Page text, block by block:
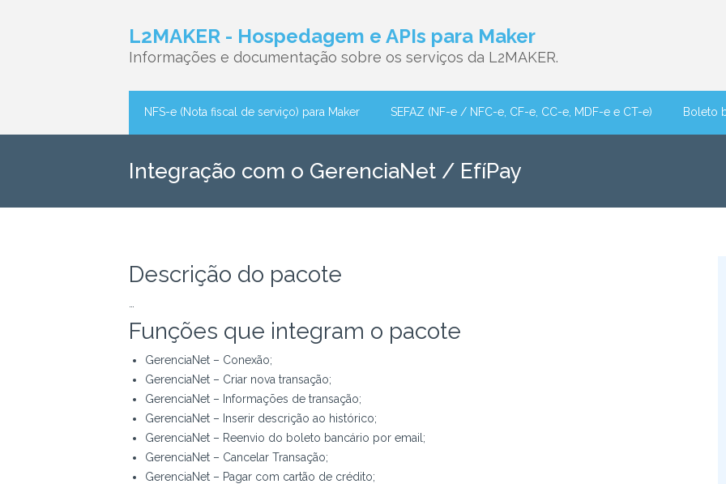
L2MAKER - Hospedagem e APIs para Maker
Informações e documentação sobre os serviços da L2MAKER.
NFS-e (Nota fiscal de serviço) para Maker SEFAZ (NF-e / NFC-e, CF-e, CC-e, MDF-e e CT-e) Boleto
Integração com o GerenciaNet / EfíPay
Descrição do pacote
Funções que integram o pacote
GerenciaNet – Conexão;
GerenciaNet – Criar nova transação;
GerenciaNet – Informações de transação;
GerenciaNet – Inserir descrição ao histórico;
GerenciaNet – Reenvio do boleto bancário por email;
GerenciaNet – Cancelar Transação;
GerenciaNet – Pagar com cartão de crédito;